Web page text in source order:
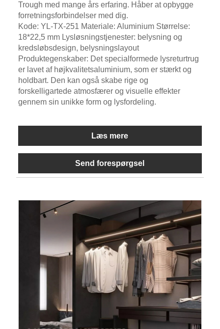
Trough med mange års erfaring. Håber at opbygge
forretningsforbindelser med dig.
Kode: YL-TX-251 Materiale: Aluminium Størrelse:
18*22,5 mm Lysløsningstjenester: belysning og
kredsløbsdesign, belysningslayout
Produktegenskaber: Det specialformede lysreturtrug
er lavet af højkvalitetsaluminium, som er stærkt og
holdbart. Den kan også skabe rige og
forskelligartede atmosfærer og visuelle effekter
gennem sin unikke form og lysfordeling.
Læs mere
Send forespørgsel